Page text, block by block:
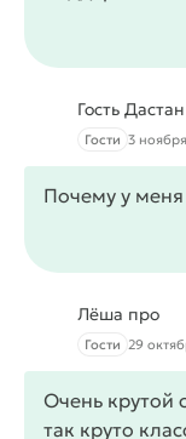
Гость Дастан
Гости 3
Почему у меня
Лёша про
Гости 29
Очень крутой
так круто